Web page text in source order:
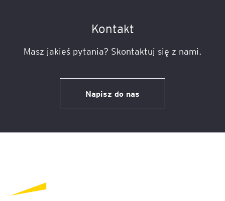
Kontakt
Masz jakieś pytania? Skontaktuj się z nami.
Napisz do nas